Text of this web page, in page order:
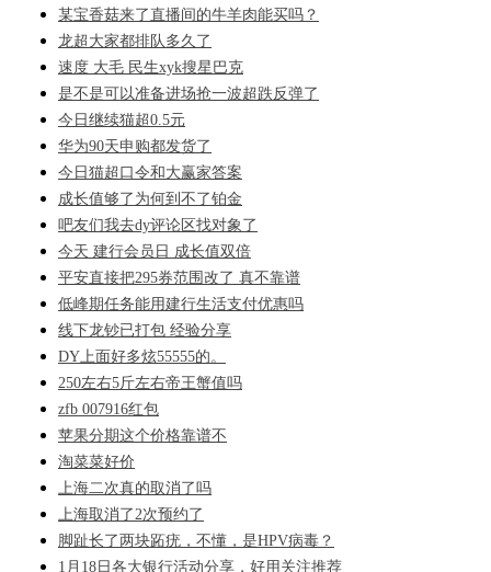
某宝香菇来了直播间的牛羊肉能买吗？
龙超大家都排队多久了
速度 大毛 民生xyk搜星巴克
是不是可以准备进场抢一波超跌反弹了
今日继续猫超0.5元
华为90天申购都发货了
今日猫超口令和大赢家答案
成长值够了为何到不了铂金
吧友们我去dy评论区找对象了
今天 建行会员日 成长值双倍
平安直接把295券范围改了 真不靠谱
低峰期任务能用建行生活支付优惠吗
线下龙钞已打包 经验分享
DY上面好多炫55555的。
250左右5斤左右帝王蟹值吗
zfb 007916红包
苹果分期这个价格靠谱不
淘菜菜好价
上海二次真的取消了吗
上海取消了2次预约了
脚趾长了两块跖疣，不懂，是HPV病毒？
1月18日各大银行活动分享，好用关注推荐